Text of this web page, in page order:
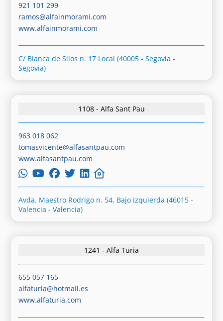
921 101 299
ramos@alfainmorami.com
www.alfainmorami.com
C/ Blanca de Silos n. 17 Local (40005 - Segovia -
Segovia)
1108 - Alfa Sant Pau
963 018 062
tomasvicente@alfasantpau.com
www.alfasantpau.com
Avda. Maestro Rodrigo n. 54, Bajo izquierda (46015 -
Valencia - Valencia)
1241 - Alfa Turia
655 057 165
alfaturia@hotmail.es
www.alfaturia.com